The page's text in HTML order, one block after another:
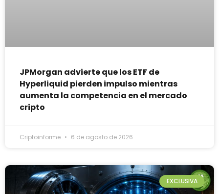
JPMorgan advierte que los ETF de
Hyperliquid pierden impulso mientras
aumenta la competencia en el mercado
cripto
Criptoinforme 6 de agosto de 2026
EXCLUSIVA